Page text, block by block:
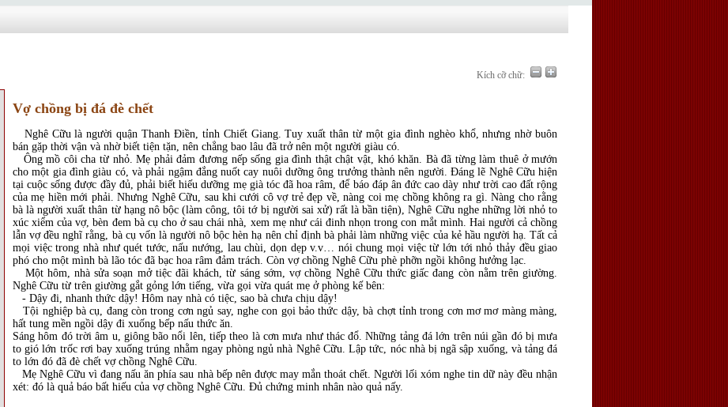
Kích cỡ chữ:
Vợ chồng bị đá đè chết
Nghê Cữu là người quận Thanh Điền, tỉnh Chiết Giang. Tuy xuất thân từ một gia đình nghèo khổ, nhưng nhờ buôn
bán gặp thời vận và nhờ biết tiện tặn, nên chẳng bao lâu đã trở nên một người giàu có.
Ông mồ côi cha từ nhỏ. Mẹ phải đảm đương nếp sống gia đình thật chật vật, khó khăn. Bà đã từng làm thuê ở mướn
cho một gia đình giàu có, và phải ngậm đắng nuốt cay nuôi dưỡng ông trưởng thành nên người. Đáng lẽ Nghê Cữu hiện
tại cuộc sống được đầy đủ, phải biết hiếu dưỡng mẹ già tóc đã hoa râm, để báo đáp ân đức cao dày như trời cao đất rộng
của mẹ hiền mới phải. Nhưng Nghê Cữu, sau khi cưới cô vợ trẻ đẹp về, nàng coi mẹ chồng không ra gì. Nàng cho rằng
bà là người xuất thân từ hạng nô bộc (làm công, tôi tớ bị người sai xử) rất là bần tiện), Nghê Cữu nghe những lời nhỏ to
xúc xiểm của vợ, bèn đem bà cụ cho ở sau chái nhà, xem mẹ như cái đinh nhọn trong con mắt mình. Hai người cả chồng
lẫn vợ đều nghĩ rằng, bà cụ vốn là người nô bộc hèn hạ nên chỉ định bà phải làm những việc của kẻ hầu người hạ. Tất cả
mọi việc trong nhà như quét tước, nấu nướng, lau chùi, dọn dẹp v.v… nói chung mọi việc từ lớn tới nhỏ thảy đều giao
phó cho một mình bà lão tóc đã bạc hoa râm đảm trách. Còn vợ chồng Nghê Cữu phè phỡn ngồi không hưởng lạc.
Một hôm, nhà sửa soạn mở tiệc đãi khách, từ sáng sớm, vợ chồng Nghê Cữu thức giấc đang còn nằm trên giường.
Nghê Cữu từ trên giường gắt gỏng lớn tiếng, vừa gọi vừa quát mẹ ở phòng kế bên:
- Dậy đi, nhanh thức dậy! Hôm nay nhà có tiệc, sao bà chưa chịu dậy!
Tội nghiệp bà cụ, đang còn trong cơn ngủ say, nghe con gọi bảo thức dậy, bà chợt tỉnh trong cơn mơ mơ màng màng,
hất tung mền ngồi dậy đi xuống bếp nấu thức ăn.
Sáng hôm đó trời âm u, giông bão nổi lên, tiếp theo là cơn mưa như thác đổ. Những tảng đá lớn trên núi gần đó bị mưa
to gió lớn trốc rơi bay xuống trúng nhằm ngay phòng ngủ nhà Nghê Cữu. Lập tức, nóc nhà bị ngã sập xuống, và tảng đá
to lớn đó đã đè chết vợ chồng Nghê Cữu.
Mẹ Nghê Cữu vì đang nấu ăn phía sau nhà bếp nên được may mắn thoát chết. Người lối xóm nghe tin dữ này đều nhận
xét: đó là quả báo bất hiếu của vợ chồng Nghê Cữu. Đủ chứng minh nhân nào quả nấy.